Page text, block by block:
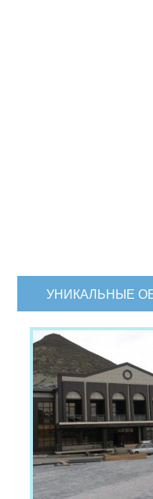
УНИКАЛЬНЫЕ